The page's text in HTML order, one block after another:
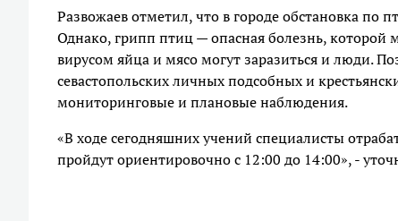
Развожаев отметил, что в городе обстановка по
Однако, грипп птиц — опасная болезнь,
вирусом яйца и мясо могут заразиться и люди.
севастопольских личных подсобных и
мониторинговые и плановые наблюдения.
«В ходе сегодняшних учений специалисты
пройдут ориентировочно с 12:00 до 14:00», -